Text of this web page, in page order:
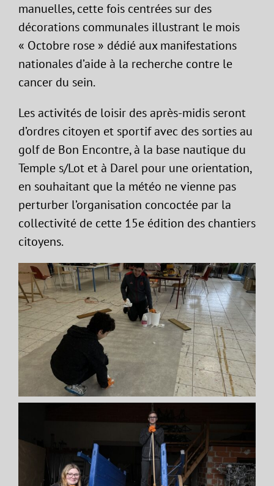
manuelles, cette fois centrées sur des
décorations communales illustrant le mois
« Octobre rose » dédié aux manifestations
nationales d’aide à la recherche contre le
cancer du sein.
Les activités de loisir des après-midis seront
d’ordres citoyen et sportif avec des sorties au
golf de Bon Encontre, à la base nautique du
Temple s/Lot et à Darel pour une orientation,
en souhaitant que la météo ne vienne pas
perturber l’organisation concoctée par la
collectivité de cette 15e édition des chantiers
citoyens.